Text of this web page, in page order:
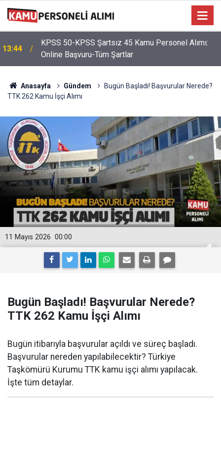
13:44
KPSS 50-KPSS Şartsız 45 Kamu Personel Alımı:
Online Başvuru-Tüm Şartlar
Anasayfa Gündem
Bugün Başladı! Başvurular Nerede?
TTK 262 Kamu İşçi Alımı
00:00
11 Mayıs 2026
Bugün Başladı! Başvurular Nerede?
TTK 262 Kamu İşçi Alımı
Bugün itibarıyla başvurular açıldı ve süreç başladı.
Başvurular nereden yapılabilecektir? Türkiye
Taşkömürü Kurumu TTK kamu işçi alımı yapılacak.
İşte tüm detaylar.